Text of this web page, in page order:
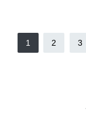
1 2 3